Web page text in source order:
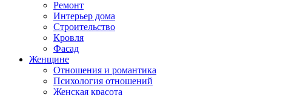
Ремонт
Интерьер дома
Строительство
Кровля
Фасад
Женщине
Отношения и романтика
Психология отношений
Женская красота